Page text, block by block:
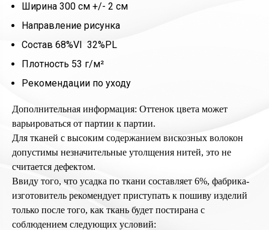
Ширина 300 см +/- 2 см
Направление рисунка
Состав 68%VI 32%PL
Плотность 53 г/м²
Рекомендации по уходу
Дополнительная информация: Оттенок цвета может
варьироваться от партии к партии.
Для тканей с высоким содержанием вискозных волокон
допустимы незначительные утолщения нитей, это не
считается дефектом.
Ввиду того, что усадка по ткани составляет 6%, фабрика-
изготовитель рекомендует приступать к пошиву изделий
только после того, как ткань будет постирана с
соблюдением следующих условий: